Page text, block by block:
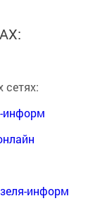
сетях:
информ
информ